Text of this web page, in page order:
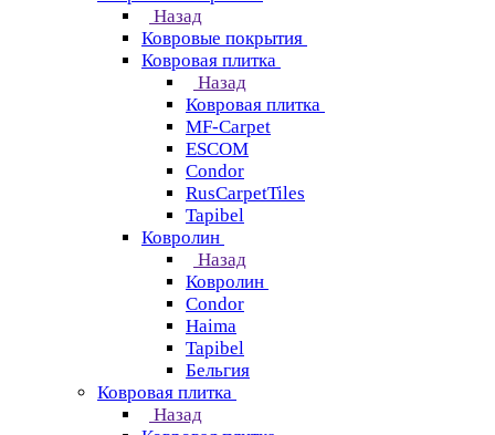
Назад
Ковровые покрытия
Ковровая плитка
Назад
Ковровая плитка
MF-Carpet
ESCOM
Condor
RusCarpetTiles
Tapibel
Ковролин
Назад
Ковролин
Condor
Haima
Tapibel
Бельгия
Ковровая плитка
Назад